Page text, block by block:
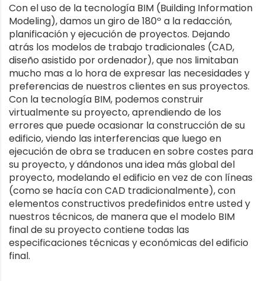
Con el uso de la tecnología BIM (Building Information
Modeling), damos un giro de 180º a la redacción,
planificación y ejecución de proyectos. Dejando
atrás los modelos de trabajo tradicionales (CAD,
diseño asistido por ordenador), que nos limitaban
mucho mas a lo hora de expresar las necesidades y
preferencias de nuestros clientes en sus proyectos.
Con la tecnología BIM, podemos construir
virtualmente su proyecto, aprendiendo de los
errores que puede ocasionar la construcción de su
edificio, viendo las interferencias que luego en
ejecución de obra se traducen en sobre costes para
su proyecto, y dándonos una idea más global del
proyecto, modelando el edificio en vez de con líneas
(como se hacía con CAD tradicionalmente), con
elementos constructivos predefinidos entre usted y
nuestros técnicos, de manera que el modelo BIM
final de su proyecto contiene todas las
especificaciones técnicas y económicas del edificio
final.